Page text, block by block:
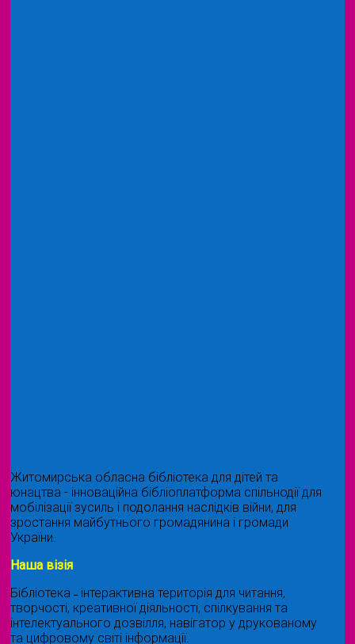
Житомирська обласна бібліотека для дітей та
юнацтва - інноваційна бібліоплатформа спільнодії для
мобілізації зусиль і подолання наслідків війни, для
зростання майбутнього громадянина і громади
України.
Наша візія
Бібліотека ˗ інтерактивна територія для читання,
творчості, креативної діяльності, спілкування та
інтелектуального дозвілля, навігатор у друкованому
та цифровому світі інформації.